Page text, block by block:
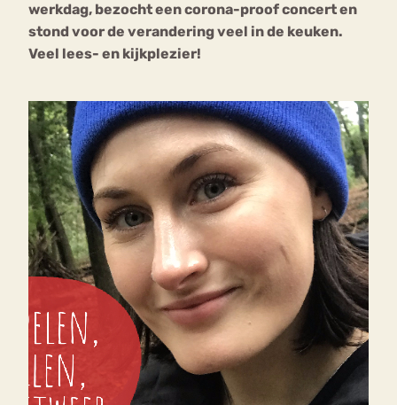
werkdag, bezocht een corona-proof concert en
stond voor de verandering veel in de keuken.
Veel lees- en kijkplezier!
Eetbuien Piekeren Sport
Trauma
Orthorexia
Afvallen Angst